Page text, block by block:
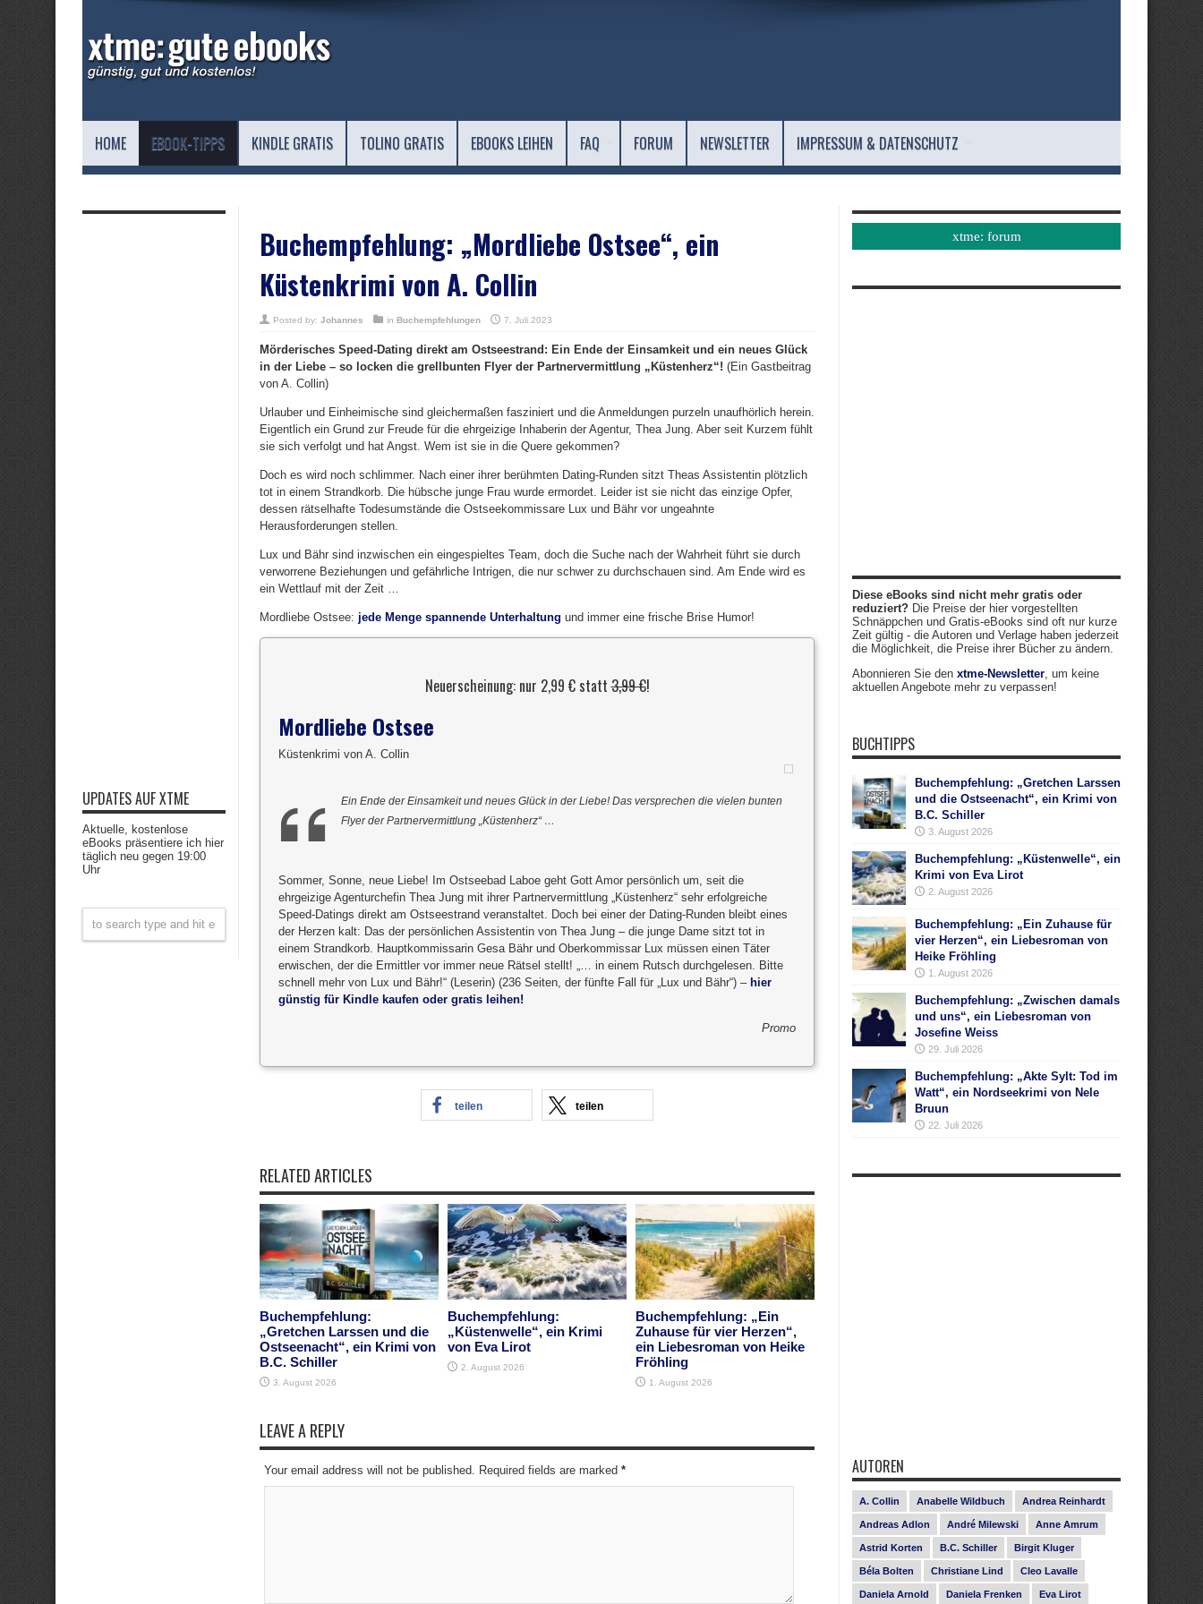
HOME EBOOK-TIPPS KINDLE GRATIS TOLINO GRATIS EBOOKS LEIHEN FAQ FORUM NEWSLETTER IMPRESSUM & DATENSCHUTZ
Buchempfehlung: „Mordliebe Ostsee“, ein
Küstenkrimi von A. Collin
Posted by: Johannes in Buchempfehlungen 7. Juli 2023
Mörderisches Speed-Dating direkt am Ostseestrand: Ein Ende der Einsamkeit und ein neues Glück
in der Liebe – so locken die grellbunten Flyer der Partnervermittlung „Küstenherz“! (Ein Gastbeitrag
von A. Collin)
Urlauber und Einheimische sind gleichermaßen fasziniert und die Anmeldungen purzeln unaufhörlich herein.
Eigentlich ein Grund zur Freude für die ehrgeizige Inhaberin der Agentur, Thea Jung. Aber seit Kurzem fühlt
sie sich verfolgt und hat Angst. Wem ist sie in die Quere gekommen?
Doch es wird noch schlimmer. Nach einer ihrer berühmten Dating-Runden sitzt Theas Assistentin plötzlich
tot in einem Strandkorb. Die hübsche junge Frau wurde ermordet. Leider ist sie nicht das einzige Opfer,
dessen rätselhafte Todesumstände die Ostseekommissare Lux und Bähr vor ungeahnte
Herausforderungen stellen.
Lux und Bähr sind inzwischen ein eingespieltes Team, doch die Suche nach der Wahrheit führt sie durch
verworrene Beziehungen und gefährliche Intrigen, die nur schwer zu durchschauen sind. Am Ende wird es
ein Wettlauf mit der Zeit …
Mordliebe Ostsee: jede Menge spannende Unterhaltung und immer eine frische Brise Humor!
Neuerscheinung: nur 2,99 € statt3,99 €!
Mordliebe Ostsee
Küstenkrimi von A. Collin
Ein Ende der Einsamkeit und neues Glück in der Liebe! Das versprechen die vielen bunten
Flyer der Partnervermittlung „Küstenherz“ …
Sommer, Sonne, neue Liebe! Im Ostseebad Laboe geht Gott Amor persönlich um, seit die
ehrgeizige Agenturchefin Thea Jung mit ihrer Partnervermittlung „Küstenherz“ sehr erfolgreiche
Speed-Datings direkt am Ostseestrand veranstaltet. Doch bei einer der Dating-Runden bleibt eines
der Herzen kalt: Das der persönlichen Assistentin von Thea Jung – die junge Dame sitzt tot in
einem Strandkorb. Hauptkommissarin Gesa Bähr und Oberkommissar Lux müssen einen Täter
erwischen, der die Ermittler vor immer neue Rätsel stellt! „… in einem Rutsch durchgelesen. Bitte
schnell mehr von Lux und Bähr!“ (Leserin) (236 Seiten, der fünfte Fall für „Lux und Bähr“) – hier
günstig für Kindle kaufen oder gratis leihen!
Promo
teilen teilen
RELATED ARTICLES
Buchempfehlung:
„Gretchen Larssen und die
Ostseenacht“, ein Krimi von
B.C. Schiller
3. August 2026
Buchempfehlung:
„Küstenwelle“, ein Krimi
von Eva Lirot
2. August 2026
Buchempfehlung: „Ein
Zuhause für vier Herzen“,
ein Liebesroman von Heike
Fröhling
1. August 2026
LEAVE A REPLY
Your email address will not be published. Required fields are marked *
UPDATES AUF XTME
Aktuelle, kostenlose
eBooks präsentiere ich hier
täglich neu gegen 19:00
Uhr
xtme: forum
Diese eBooks sind nicht mehr gratis oder
reduziert? Die Preise der hier vorgestellten
Schnäppchen und Gratis-eBooks sind oft nur kurze
Zeit gültig - die Autoren und Verlage haben jederzeit
die Möglichkeit, die Preise ihrer Bücher zu ändern.
Abonnieren Sie den xtme-Newsletter, um keine
aktuellen Angebote mehr zu verpassen!
BUCHTIPPS
Buchempfehlung: „Gretchen Larssen
und die Ostseenacht“, ein Krimi von
B.C. Schiller
3. August 2026
Buchempfehlung: „Küstenwelle“, ein
Krimi von Eva Lirot
2. August 2026
Buchempfehlung: „Ein Zuhause für
vier Herzen“, ein Liebesroman von
Heike Fröhling
1. August 2026
Buchempfehlung: „Zwischen damals
und uns“, ein Liebesroman von
Josefine Weiss
29. Juli 2026
Buchempfehlung: „Akte Sylt: Tod im
Watt“, ein Nordseekrimi von Nele
Bruun
22. Juli 2026
AUTOREN
A. Collin Anabelle Wildbuch Andrea Reinhardt
Andreas Adlon André Milewski Anne Amrum
Astrid Korten B.C. Schiller Birgit Kluger
Béla Bolten Christiane Lind Cleo Lavalle
Daniela Arnold Daniela Frenken Eva Lirot